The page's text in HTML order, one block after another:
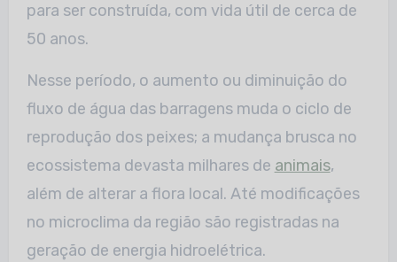
para ser construída, com vida útil de cerca de
50 anos.
Nesse período, o aumento ou diminuição do
fluxo de água das barragens muda o ciclo de
reprodução dos peixes; a mudança brusca no
ecossistema devasta milhares de animais,
além de alterar a flora local. Até modificações
no microclima da região são registradas na
geração de energia hidroelétrica.